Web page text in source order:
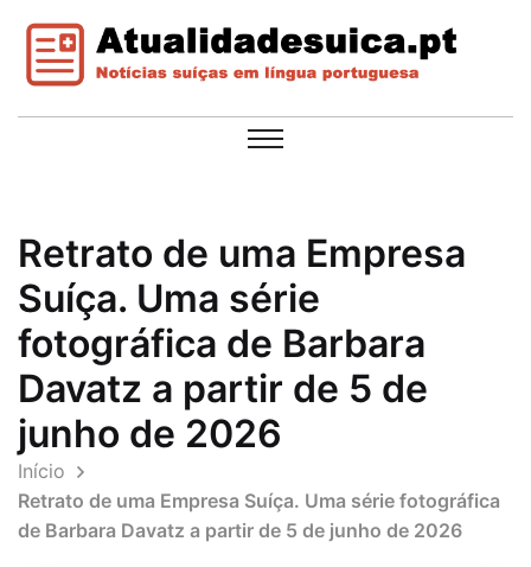
Retrato de uma Empresa
Suíça. Uma série
fotográfica de Barbara
Davatz a partir de 5 de
junho de 2026
Início
Retrato de uma Empresa Suíça. Uma série fotográfica
de Barbara Davatz a partir de 5 de junho de 2026